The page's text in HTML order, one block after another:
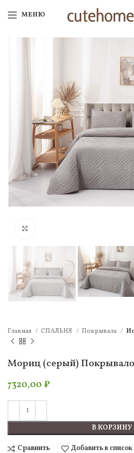
МЕНЮ
Главная СПАЛЬНЯ Покрывала
Мориц (серый) Покрывало
7320,00 ₽
В КОРЗИНУ
Сравнить Добавить в